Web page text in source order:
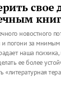
свое
новостного
и погони за
наша
ее более
«литературная